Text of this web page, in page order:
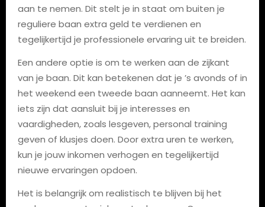
aan te nemen. Dit stelt je in staat om buiten je
reguliere baan extra geld te verdienen en
tegelijkertijd je professionele ervaring uit te breiden.
Een andere optie is om te werken aan de zijkant
van je baan. Dit kan betekenen dat je ’s avonds of in
het weekend een tweede baan aanneemt. Het kan
iets zijn dat aansluit bij je interesses en
vaardigheden, zoals lesgeven, personal training
geven of klusjes doen. Door extra uren te werken,
kun je jouw inkomen verhogen en tegelijkertijd
nieuwe ervaringen opdoen.
Het is belangrijk om realistisch te blijven bij het